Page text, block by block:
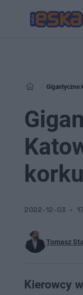
Gigantyczne
Tomasz
2022-12-03
Kierowcy